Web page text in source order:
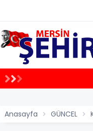
Anasayfa GÜNCEL